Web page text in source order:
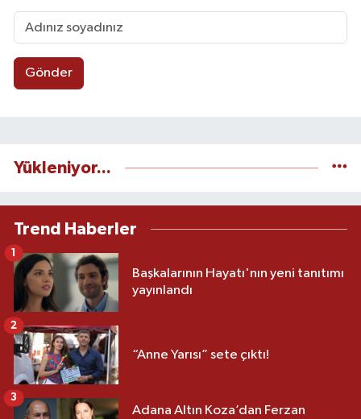
Gönder
Yükleniyor...
Trend Haberler
Başkalarının Hayatı'nın yeni tanıtımı
yayınlandı
1
“Anne Yarısı” sete çıktı!
2
Adana Altın Koza’dan Ferzan
3